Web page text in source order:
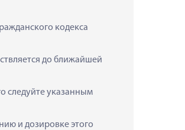
кодекса
до ближайшей
следуйте указанным
и дозировке этого